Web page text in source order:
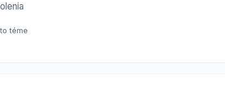
téme